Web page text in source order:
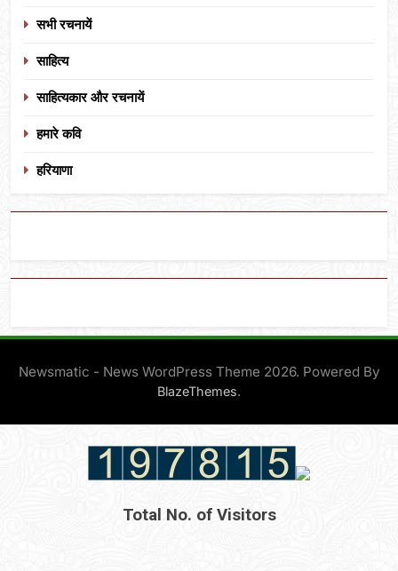
सभी रचनायें
साहित्य
साहित्यकार और रचनायें
हमारे कवि
हरियाणा
Newsmatic - News WordPress Theme 2026. Powered By
BlazeThemes.
Total No. of Visitors